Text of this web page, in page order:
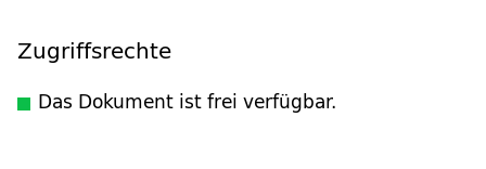
Zugriffsrechte
Das Dokument ist frei verfügbar.